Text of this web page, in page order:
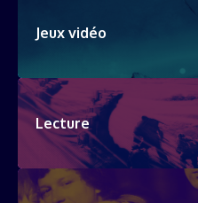
Jeux vidéo
Lecture